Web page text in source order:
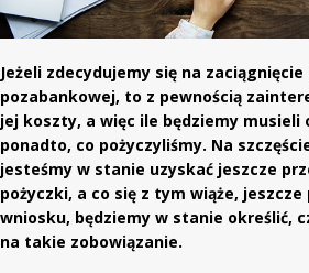
Jeżeli zdecydujemy się na
pozabankowej, to z pewnością
jej koszty, a więc ile będziemy musieli
ponadto, co pożyczyliśmy. Na
jesteśmy w stanie uzyskać jeszcze
pożyczki, a co się z tym wiąże, jeszcze
wniosku, będziemy w stanie określić,
na takie zobowiązanie.